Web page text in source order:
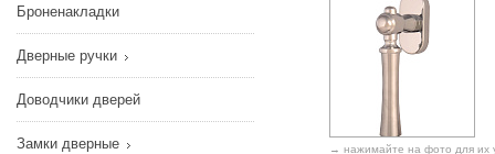
Броненакладки
Дверные ручки
Доводчики дверей
Замки дверные → нажимайте на фото для их